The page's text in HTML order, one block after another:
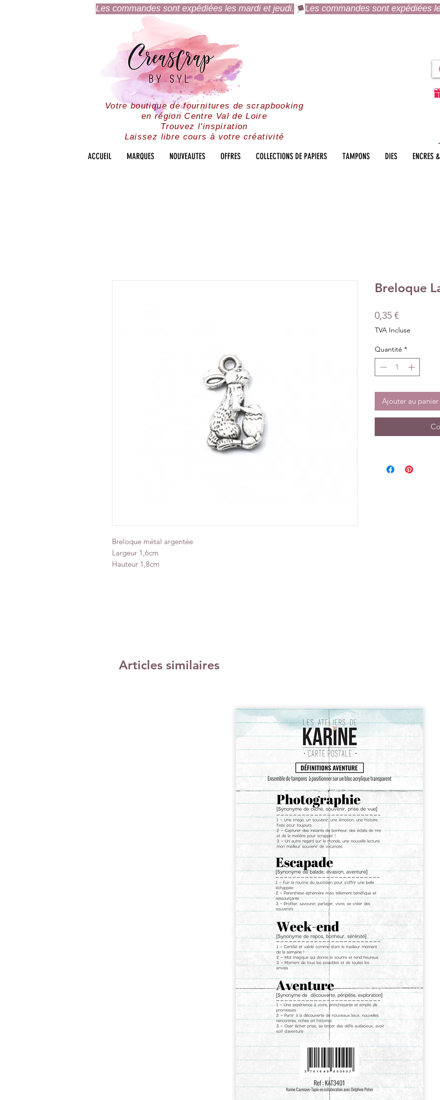
Les commandes sont expédiées les mardi et jeudi.
Votre boutique de fournitures de scrapbooking
en région Centre Val de Loire
Trouvez l'inspiration
Laissez libre cours à votre créativité
ACCUEIL MARQUES NOUVEAUTES OFFRES COLLECTIONS DE PAPIERS TAMPONS DIES ENCRES
Breloque métal argentée
Largeur 1,6cm
Hauteur 1,8cm
Breloque
0,35 €Prix
TVA Incluse
Quantité *
Ajouter au panier
Articles similaires